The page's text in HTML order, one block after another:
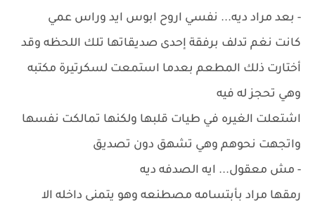
- بعد مراد ديه... نفسي اروح ابوس ايد وراس عمي
كانت نغم تدلف برفقة إحدى صديقاتها تلك اللحظه وقد
أختارت ذلك المطعم بعدما استمعت لسكرتيرة مكتبه
وهي تحجز له فيه
اشتعلت الغيره في طيات قلبها ولكنها تمالكت نفسها
واتجهت نحوهم وهي تشهق دون تصديق
- مش معقول... ايه الصدفه ديه
رمقها مراد بأبتسامه مصطنعه وهو يتمنى داخله الا